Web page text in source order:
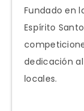
Fundado en
Espírito
dedicación
locales.